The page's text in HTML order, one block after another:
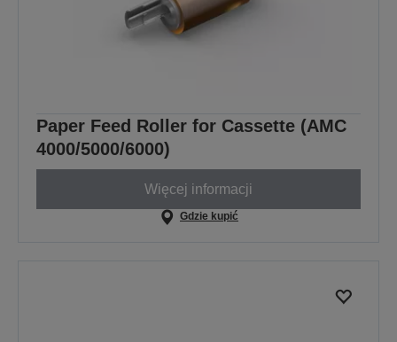
Paper Feed Roller for Cassette (AMC
4000/5000/6000)
Więcej informacji
Gdzie kupić